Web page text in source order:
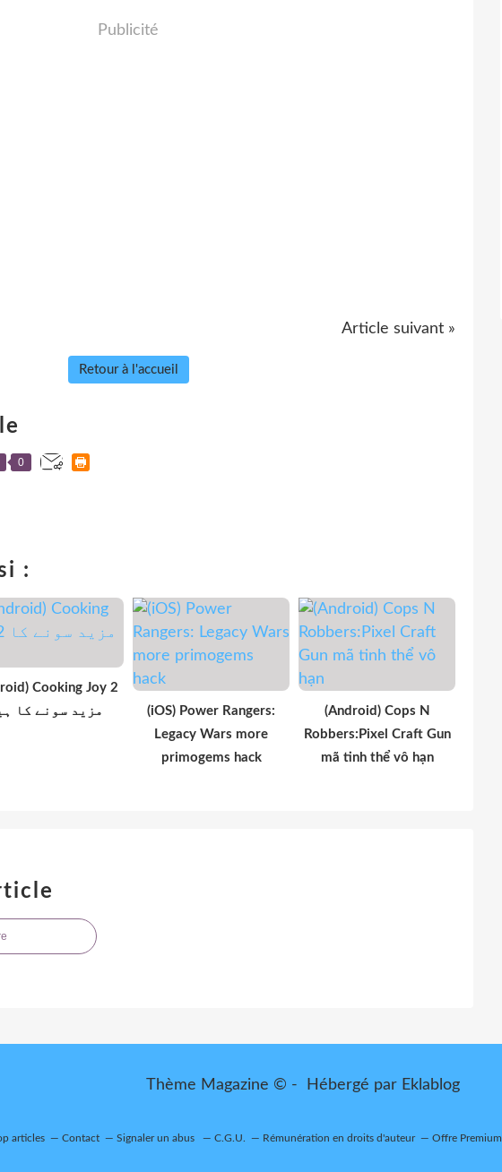
Publicité
Article suivant »
Retour à l'accueil
0
:
Cooking Joy 2
مزید سونے کا
(iOS) Power Rangers:
Legacy Wars more
primogems hack
(Android) Cops N
Robbers:Pixel Craft Gun
mã tinh thể vô hạn
Thème Magazine © - Hébergé par Eklablog
articles Contact Signaler un abus C.G.U. Rémunération en droits d'auteur Offre Premium